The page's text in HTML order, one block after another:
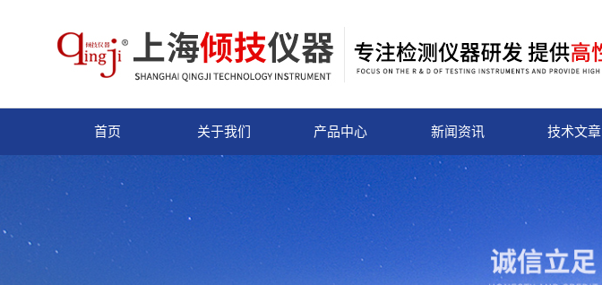
首页 关于我们 产品中心 新闻资讯 技术文章